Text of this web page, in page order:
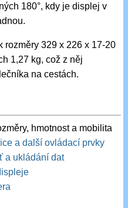
180°, kdy je displej v
rozměry 329 x 226 x 17-20
1,27 kg, což z něj
na cestách.
hmotnost a mobilita
a další ovládací prvky
a ukládání dat